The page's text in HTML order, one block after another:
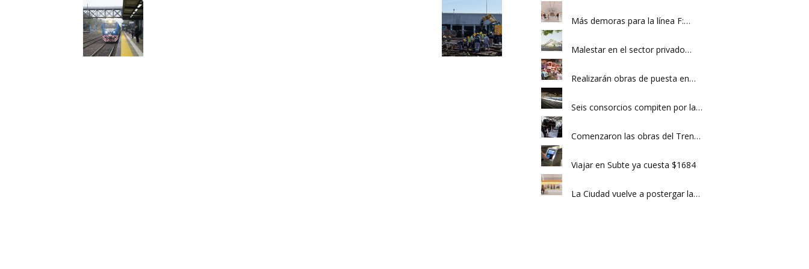
Más demoras para la línea F:…
Malestar en el sector privado…
Realizarán obras de puesta en…
Seis consorcios compiten por la…
Comenzaron las obras del Tren…
Viajar en Subte ya cuesta $1684
La Ciudad vuelve a postergar la…